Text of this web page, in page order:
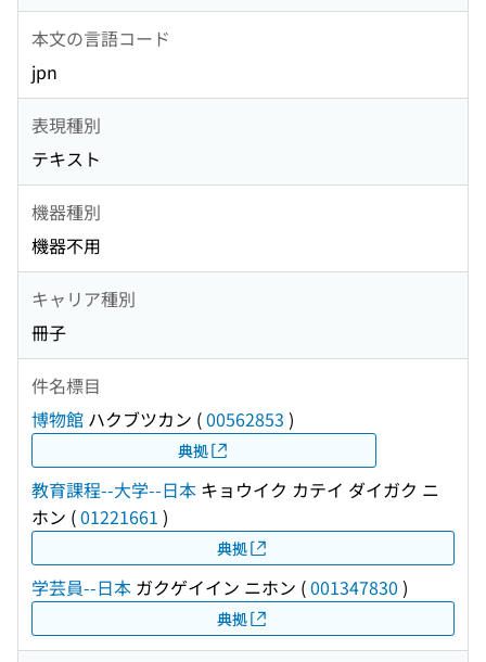
本文の言語コード
jpn
表現種別
テキスト
機器種別
機器不用
キャリア種別
冊子
件名標目
博物館 ハクブツカン (00562853 )
典拠
教育課程--大学--日本 キョウイク カテイ ダイガク ニ
ホン (01221661 )
典拠
学芸員--日本 ガクゲイイン ニホン (001347830 )
典拠